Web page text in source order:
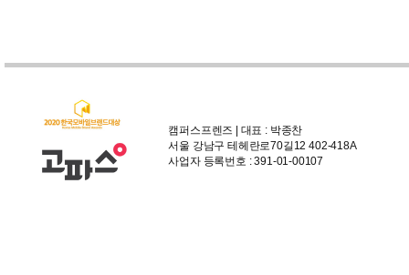
캠퍼스프렌즈 | 대표 : 박종찬
서울 강남구 테헤란로70길12 402-418A
사업자 등록번호 : 391-01-00107